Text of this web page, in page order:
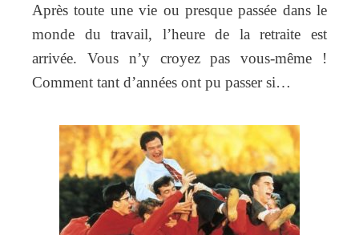
Après toute une vie ou presque passée dans le
monde du travail, l’heure de la retraite est
arrivée. Vous n’y croyez pas vous-même !
Comment tant d’années ont pu passer si…